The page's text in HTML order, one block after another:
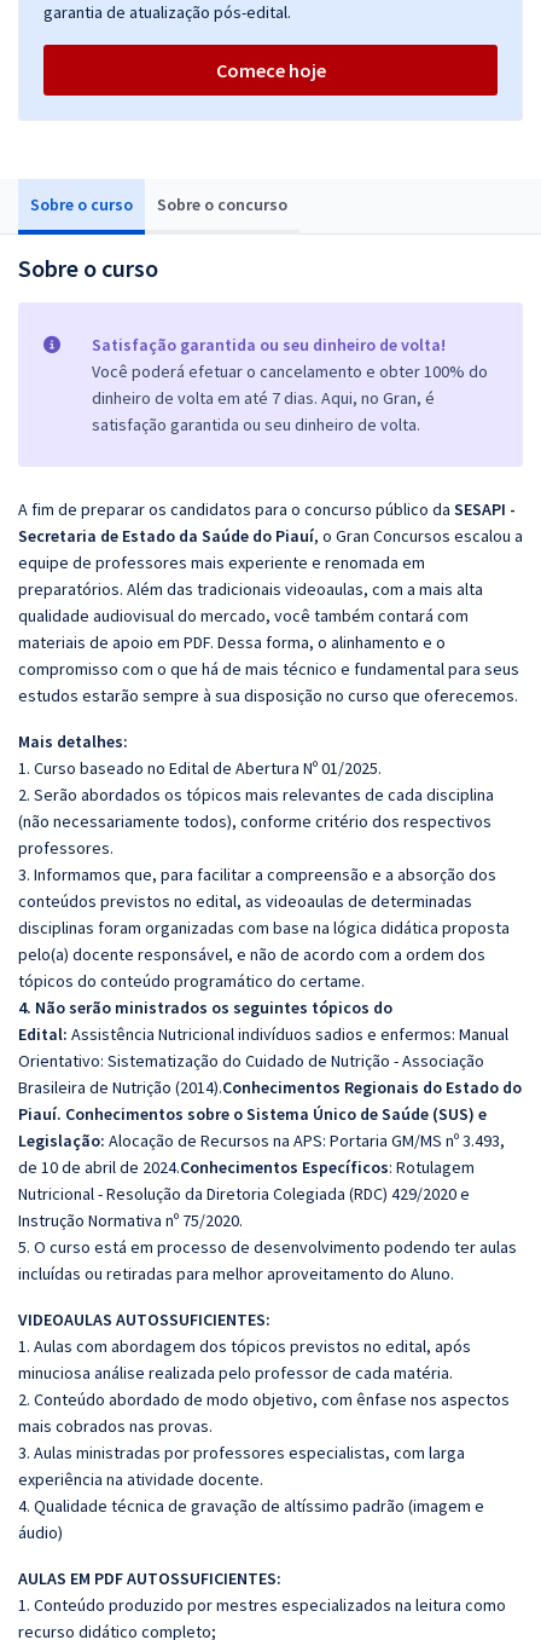
Sobre o curso Sobre o concurso
Sobre o curso
Satisfação garantida ou seu dinheiro de volta!
Você poderá efetuar o cancelamento e obter 100% do
dinheiro de volta em até 7 dias. Aqui, no Gran, é
satisfação garantida ou seu dinheiro de volta.
A fim de preparar os candidatos para o concurso público da SESAPI -
Secretaria de Estado da Saúde do Piauí, o Gran Concursos escalou a
equipe de professores mais experiente e renomada em
preparatórios. Além das tradicionais videoaulas, com a mais alta
qualidade audiovisual do mercado, você também contará com
materiais de apoio em PDF. Dessa forma, o alinhamento e o
compromisso com o que há de mais técnico e fundamental para seus
estudos estarão sempre à sua disposição no curso que oferecemos.
Mais detalhes:
1. Curso baseado no Edital de Abertura Nº 01/2025.
2. Serão abordados os tópicos mais relevantes de cada disciplina
(não necessariamente todos), conforme critério dos respectivos
professores.
3. Informamos que, para facilitar a compreensão e a absorção dos
conteúdos previstos no edital, as videoaulas de determinadas
disciplinas foram organizadas com base na lógica didática proposta
pelo(a) docente responsável, e não de acordo com a ordem dos
tópicos do conteúdo programático do certame.
4. Não serão ministrados os seguintes tópicos do
Edital: Assistência Nutricional indivíduos sadios e enfermos: Manual
Orientativo: Sistematização do Cuidado de Nutrição - Associação
Brasileira de Nutrição (2014).Conhecimentos Regionais do Estado do
Piauí. Conhecimentos sobre o Sistema Único de Saúde (SUS) e
Legislação: Alocação de Recursos na APS: Portaria GM/MS nº 3.493,
de 10 de abril de 2024.Conhecimentos Específicos: Rotulagem
Nutricional - Resolução da Diretoria Colegiada (RDC) 429/2020 e
Instrução Normativa nº 75/2020.
5. O curso está em processo de desenvolvimento podendo ter aulas
incluídas ou retiradas para melhor aproveitamento do Aluno.
VIDEOAULAS AUTOSSUFICIENTES:
1. Aulas com abordagem dos tópicos previstos no edital, após
minuciosa análise realizada pelo professor de cada matéria.
2. Conteúdo abordado de modo objetivo, com ênfase nos aspectos
mais cobrados nas provas.
3. Aulas ministradas por professores especialistas, com larga
experiência na atividade docente.
4. Qualidade técnica de gravação de altíssimo padrão (imagem e
áudio)
AULAS EM PDF AUTOSSUFICIENTES:
1. Conteúdo produzido por mestres especializados na leitura como
recurso didático completo;
garantia de atualização pós-edital.
Comece hoje